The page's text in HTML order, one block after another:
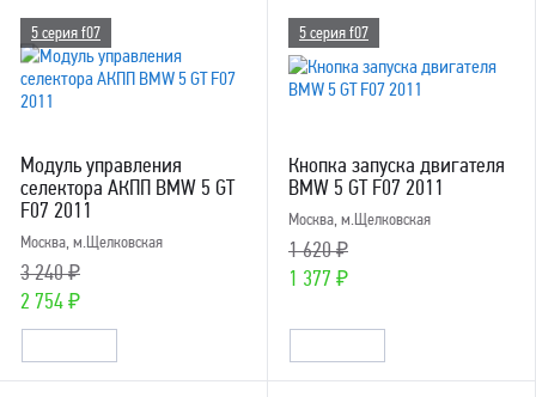
5 серия f07
Модуль управления
селектора АКПП BMW 5 GT
F07 2011
Москва, м.Щелковская
3 240 ₽
2 754 ₽
5 серия f07
Кнопка запуска двигателя
BMW 5 GT F07 2011
Москва, м.Щелковская
1 620 ₽
1 377 ₽